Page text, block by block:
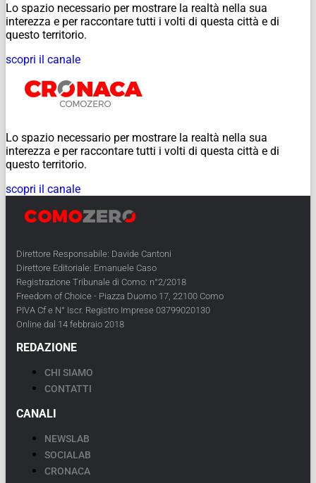
Lo spazio necessario per mostrare la realtà nella sua
interezza e per raccontare tutti i volti di questa città e di
questo territorio.
scopri il canale
Lo spazio necessario per mostrare la realtà nella sua
interezza e per raccontare tutti i volti di questa città e di
questo territorio.
scopri il canale
Direttore Responsabile: Davide Cantoni
Direttore Editoriale: Emanuele Caso
Registrazione Tribunale di Como: n°2/2018
Freedom of Choice - Piazza Duomo 17, 22100 Como
PIVA Cf e N° Iscr. Registro Imprese 03799020130
Online dal 14 febbraio 2018
REDAZIONE
CHI SIAMO
CONTATTI
CANALI
NEWSLAB
SOCIALAB
CRONACA